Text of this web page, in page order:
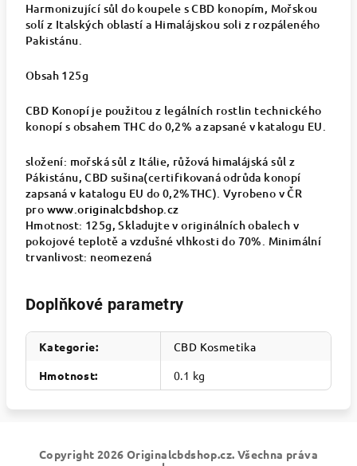
Harmonizující sůl do koupele s CBD konopím, Mořskou
solí z Italských oblastí a Himalájskou soli z rozpáleného
Pakistánu.
Obsah 125g
CBD Konopí je použitou z legálních rostlin technického
konopí s obsahem THC do 0,2% a zapsané v katalogu EU.
složení: mořská sůl z Itálie, růžová himalájská sůl z
Pákistánu, CBD sušina(certifikovaná odrůda konopí
zapsaná v katalogu EU do 0,2%THC). Vyrobeno v ČR
pro www.originalcbdshop.cz
Hmotnost: 125g, Skladujte v originálních obalech v
pokojové teplotě a vzdušné vlhkosti do 70%. Minimální
trvanlivost: neomezená
Doplňkové parametry
Kategorie:
CBD Kosmetika
Hmotnost: 0.1 kg
Copyright 2026 Originalcbdshop.cz. Všechna práva